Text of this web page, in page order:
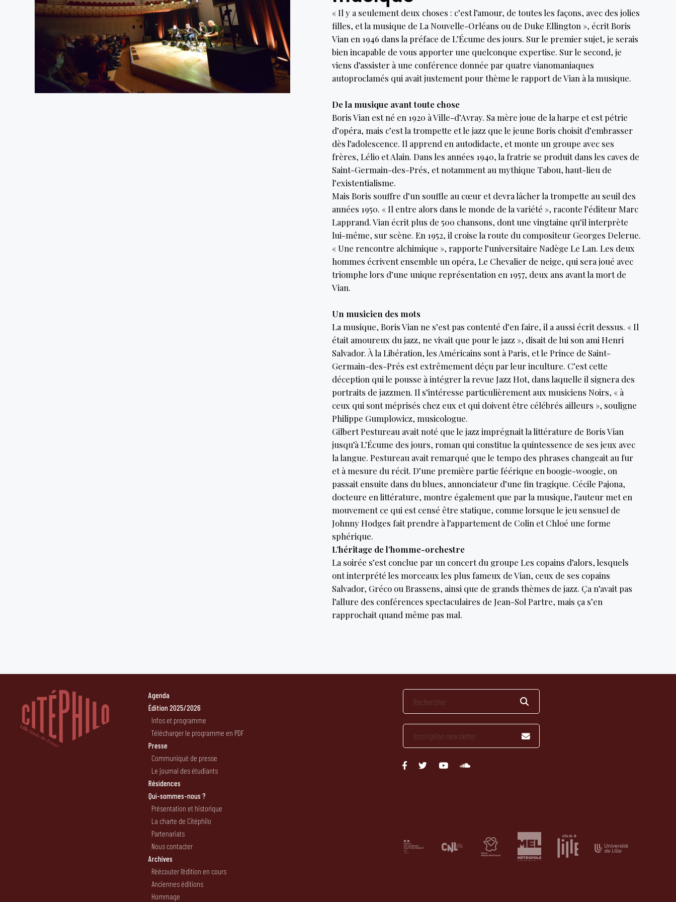
« Il y a seulement deux choses : c’est l’amour, de toutes les façons, avec des jolies
filles, et la musique de La Nouvelle-Orléans ou de Duke Ellington », écrit Boris
Vian en 1946 dans la préface de L’Écume des jours. Sur le premier sujet, je serais
bien incapable de vous apporter une quelconque expertise. Sur le second, je
viens d’assister à une conférence donnée par quatre vianomaniaques
autoproclamés qui avait justement pour thème le rapport de Vian à la musique.
De la musique avant toute chose
Boris Vian est né en 1920 à Ville-d’Avray. Sa mère joue de la harpe et est pétrie
d’opéra, mais c’est la trompette et le jazz que le jeune Boris choisit d’embrasser
dès l’adolescence. Il apprend en autodidacte, et monte un groupe avec ses
frères, Lélio et Alain. Dans les années 1940, la fratrie se produit dans les caves de
Saint-Germain-des-Prés, et notamment au mythique Tabou, haut-lieu de
l’existentialisme.
Mais Boris souffre d’un souffle au cœur et devra lâcher la trompette au seuil des
années 1950. « Il entre alors dans le monde de la variété », raconte l’éditeur Marc
Lapprand. Vian écrit plus de 500 chansons, dont une vingtaine qu’il interprète
lui-même, sur scène. En 1952, il croise la route du compositeur Georges Delerue.
« Une rencontre alchimique », rapporte l’universitaire Nadège Le Lan. Les deux
hommes écrivent ensemble un opéra, Le Chevalier de neige, qui sera joué avec
triomphe lors d’une unique représentation en 1957, deux ans avant la mort de
Vian.
Un musicien des mots
La musique, Boris Vian ne s’est pas contenté d’en faire, il a aussi écrit dessus. « Il
était amoureux du jazz, ne vivait que pour le jazz », disait de lui son ami Henri
Salvador. À la Libération, les Américains sont à Paris, et le Prince de Saint-
Germain-des-Prés est extrêmement déçu par leur inculture. C’est cette
déception qui le pousse à intégrer la revue Jazz Hot, dans laquelle il signera des
portraits de jazzmen. Il s’intéresse particulièrement aux musiciens Noirs, « à
ceux qui sont méprisés chez eux et qui doivent être célébrés ailleurs », souligne
Philippe Gumplowicz, musicologue.
Gilbert Pestureau avait noté que le jazz imprégnait la littérature de Boris Vian
jusqu’à L’Écume des jours, roman qui constitue la quintessence de ses jeux avec
la langue. Pestureau avait remarqué que le tempo des phrases changeait au fur
et à mesure du récit. D’une première partie féérique en boogie-woogie, on
passait ensuite dans du blues, annonciateur d’une fin tragique. Cécile Pajona,
docteure en littérature, montre également que par la musique, l’auteur met en
mouvement ce qui est censé être statique, comme lorsque le jeu sensuel de
Johnny Hodges fait prendre à l’appartement de Colin et Chloé une forme
sphérique.
L’héritage de l’homme-orchestre
La soirée s’est conclue par un concert du groupe Les copains d’alors, lesquels
ont interprété les morceaux les plus fameux de Vian, ceux de ses copains
Salvador, Gréco ou Brassens, ainsi que de grands thèmes de jazz. Ça n’avait pas
l’allure des conférences spectaculaires de Jean-Sol Partre, mais ça s’en
rapprochait quand même pas mal.
Agenda
Édition 2025/2026
Infos et programme
Télécharger le programme en PDF
Presse
Communiqué de presse
Le journal des étudiants
Résidences
Qui-sommes-nous ?
Présentation et historique
La charte de Citéphilo
Partenariats
Nous contacter
Archives
Réécouter l’édition en cours
Anciennes éditions
Hommage